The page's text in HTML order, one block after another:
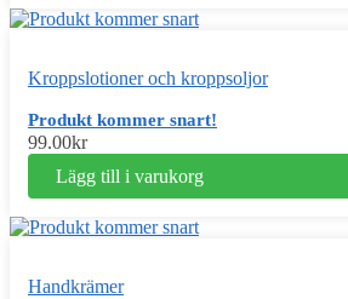
Kroppslotioner och kroppsoljor
Produkt kommer snart!
99.00kr
Lägg till i varukorg
Handkrämer